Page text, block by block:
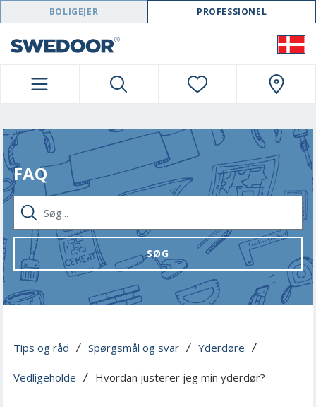
SWEDOOR NAVIGATION
BOLIGEJER PROFESSIONEL
FAQ
SØG...
SØG
Tips og råd / Spørgsmål og svar / Yderdøre /
Vedligeholde / Hvordan justerer jeg min yderdør?